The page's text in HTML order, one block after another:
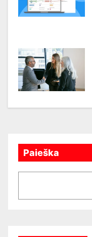
a
ų
Paieška